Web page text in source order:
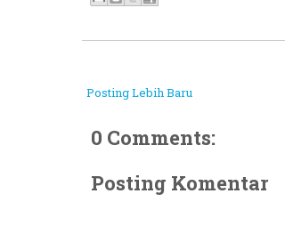
Posting Lebih Baru
0 Comments:
Posting Komentar